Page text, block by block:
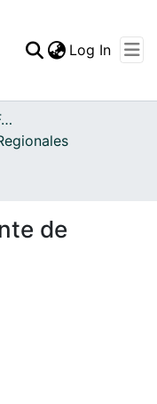
Statistics
Log In
Archivo del Patrimonio Fotográfico y Fílmico del Valle del Cauca
de